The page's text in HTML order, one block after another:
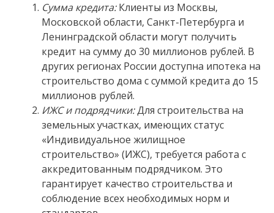
Сумма кредита:Клиенты из Москвы,
Московской области, Санкт-Петербурга и
Ленинградской области могут получить
кредит на сумму до 30 миллионов рублей. В
других регионах России доступна ипотека на
строительство дома с суммой кредита до 15
миллионов рублей.
ИЖС и подрядчики:Для строительства на
земельных участках, имеющих статус
«Индивидуальное жилищное
строительство» (ИЖС), требуется работа с
аккредитованным подрядчиком. Это
гарантирует качество строительства и
соблюдение всех необходимых норм и